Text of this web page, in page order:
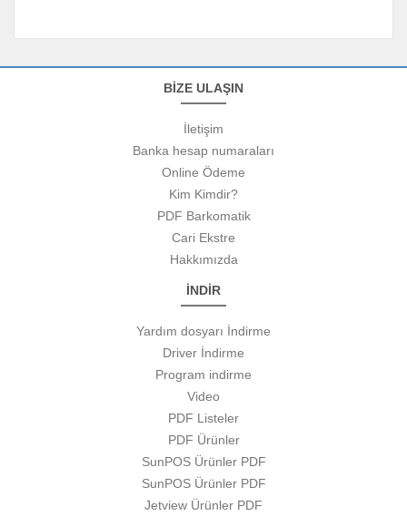
BİZE ULAŞIN
İletişim
Banka hesap numaraları
Online Ödeme
Kim Kimdir?
PDF Barkomatik
Cari Ekstre
Hakkımızda
İNDİR
Yardım dosyarı İndirme
Driver İndirme
Program indirme
Video
PDF Listeler
PDF Ürünler
SunPOS Ürünler PDF
SunPOS Ürünler PDF
Jetview Ürünler PDF